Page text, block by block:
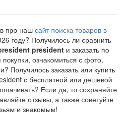
про наш сайт поиска товаров в
году? Получилось ли сравнить
presidentи заказать по
ознакомиться с фото,
Получилось заказать или купить
с бесплатной или дешевой
Если да, то сохраняйте
отзывы, а также советуйте
и знакомым!